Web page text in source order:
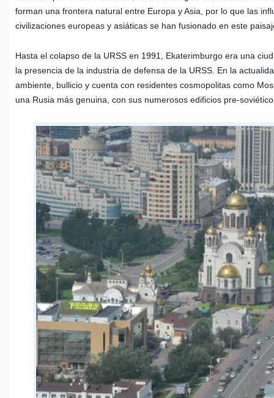
forman una frontera natural entre Europa y Asia, por lo que las
civilizaciones europeas y asiáticas se han fusionado en este
Hasta el colapso de la URSS en 1991, Ekaterimburgo era una
la presencia de la industria de defensa de la URSS. En la
ambiente, bullicio y cuenta con residentes cosmopolitas como
una Rusia más genuina, con sus numerosos edificios pre-